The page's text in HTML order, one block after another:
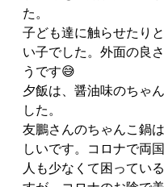
た。
子ども達に触らせたり
い子でした。外面の良
うです😅
夕飯は、醤油味のちゃ
した。
友鵬さんのちゃんこ鍋
しいです。コロナで両
人も少なくて困ってい